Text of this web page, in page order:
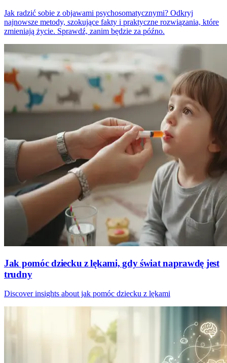
Jak radzić sobie z objawami psychosomatycznymi? Odkryj
najnowsze metody, szokujące fakty i praktyczne rozwiązania, które
zmieniają życie. Sprawdź, zanim będzie za późno.
Jak pomóc dziecku z lękami, gdy świat naprawdę jest
trudny
Discover insights about jak pomóc dziecku z lękami